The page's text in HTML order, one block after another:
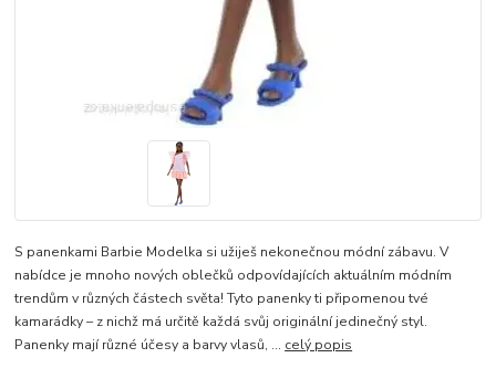
S panenkami Barbie Modelka si užiješ nekonečnou módní zábavu. V
nabídce je mnoho nových oblečků odpovídajících aktuálním módním
trendům v různých částech světa! Tyto panenky ti připomenou tvé
kamarádky – z nichž má určitě každá svůj originální jedinečný styl.
Panenky mají různé účesy a barvy vlasů, ... celý popis